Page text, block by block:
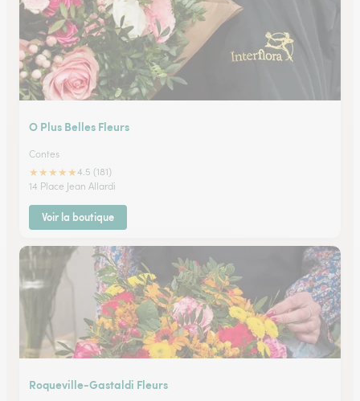
O Plus Belles Fleurs
Contes
★★★★★4.5 (181)
14 Place Jean Allardi
Voir la boutique
Roqueville-Gastaldi Fleurs